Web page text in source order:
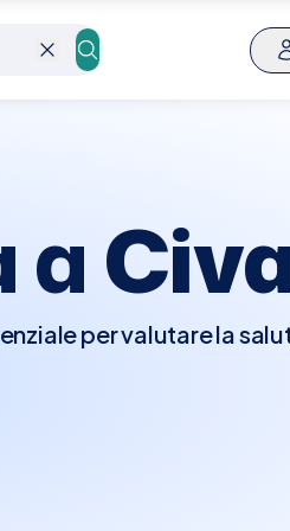
a
per valutare la
un esame fisico